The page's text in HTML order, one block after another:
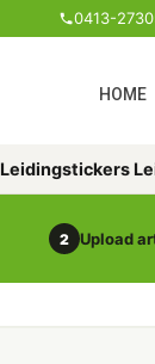
0413-
HOME
Leidingstickers
2 Upload